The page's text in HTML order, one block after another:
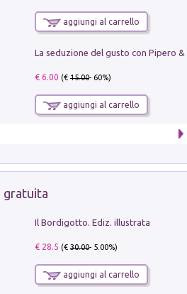
aggiungi al carrello
€ 6.00 (€15.00- 60%)
aggiungi al carrello
gratuita
Il Bordigotto. Ediz. illustrata
€ 28.5 (€30.00- 5.00%)
aggiungi al carrello